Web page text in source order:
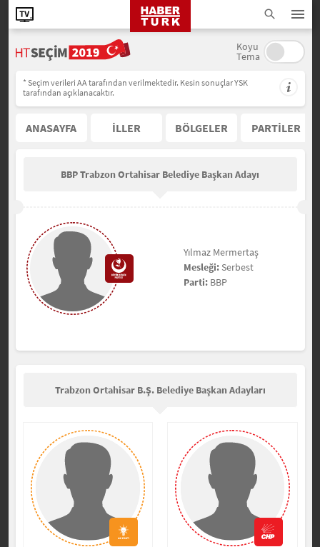
Koyu
Tema
* Seçim verileri AA tarafından verilmektedir. Kesin sonuçlar YSK
tarafından açıklanacaktır.
ANASAYFA İLLER BÖLGELER PARTİLER
BBP Trabzon Ortahisar Belediye Başkan Adayı
Yılmaz Mermertaş
Mesleği:Serbest
Parti:BBP
Trabzon Ortahisar B.Ş. Belediye Başkan Adayları